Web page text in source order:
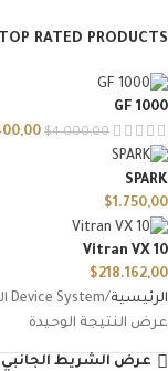
TOP RATED PRODUCTS
GF 1000
$4.000,00
SPARK
$1.750,00
Vitran VX 10
$218.162,00
الرئيسية Device System المنتج
عرض النتيجة الوحيدة
عرض الشريط الجانبي